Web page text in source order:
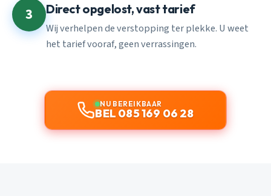
3 Direct opgelost, vast tarief
Wij verhelpen de verstopping ter plekke. U weet
het tarief vooraf, geen verrassingen.
NU BEREIKBAAR
BEL 085 169 06 28